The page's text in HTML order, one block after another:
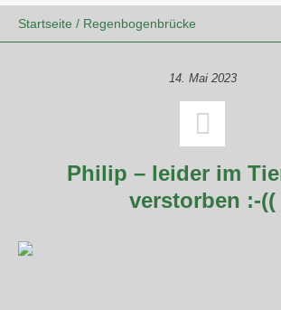
Startseite / Regenbogenbrücke
14. Mai 2023
Philip – leider im
verstorben :-((